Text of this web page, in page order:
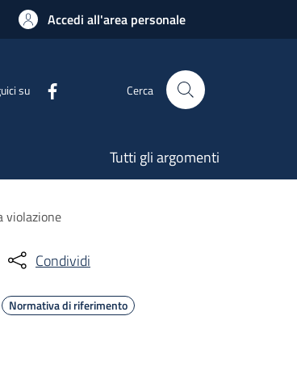
Accedi all'area personale
su Cerca
Tutti gli argomenti
violazione
Condividi
Normativa di riferimento